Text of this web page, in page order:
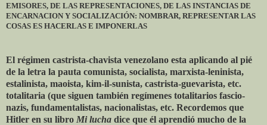
EMISORES, DE LAS REPRESENTACIONES, DE LAS INSTANCIAS DE
ENCARNACION Y SOCIALIZACIÓN: NOMBRAR, REPRESENTAR LAS
COSAS ES HACERLAS E IMPONERLAS
El régimen castrista-chavista venezolano esta aplicando al pié
de la letra la pauta comunista, socialista, marxista-leninista,
estalinista, maoista, kim-il-sunista, castrista-guevarista, etc.
totalitaria (que siguen también regímenes totalitarios fascio-
nazis, fundamentalistas, nacionalistas, etc. Recordemos que
Hitler en su libro Mi lucha dice que él aprendió mucho de la